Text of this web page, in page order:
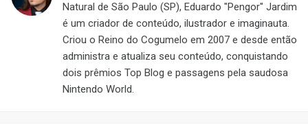
Natural de São Paulo (SP), Eduardo "Pengor" Jardim
é um criador de conteúdo, ilustrador e imaginauta.
Criou o Reino do Cogumelo em 2007 e desde então
administra e atualiza seu conteúdo, conquistando
dois prêmios Top Blog e passagens pela saudosa
Nintendo World.